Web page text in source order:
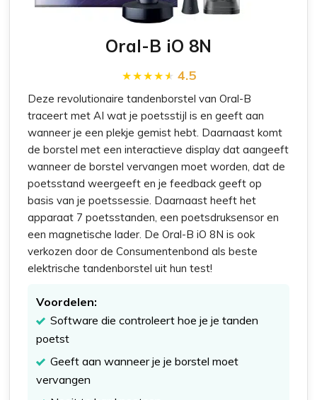
Oral-B iO 8N
4.5
Deze revolutionaire tandenborstel van Oral-B
traceert met AI wat je poetsstijl is en geeft aan
wanneer je een plekje gemist hebt. Daarnaast komt
de borstel met een interactieve display dat aangeeft
wanneer de borstel vervangen moet worden, dat de
poetsstand weergeeft en je feedback geeft op
basis van je poetssessie. Daarnaast heeft het
apparaat 7 poetsstanden, een poetsdruksensor en
een magnetische lader. De Oral-B iO 8N is ook
verkozen door de Consumentenbond als beste
elektrische tandenborstel uit hun test!
Voordelen:
Software die controleert hoe je je tanden
poetst
Geeft aan wanneer je je borstel moet
vervangen